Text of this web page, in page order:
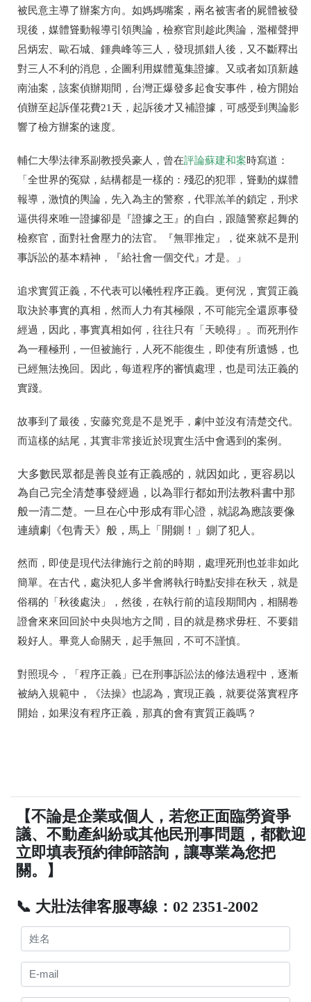
被民意主導了辦案方向。如媽媽嘴案，兩名被害者的屍體被發
現後，媒體聳動報導引領輿論，檢察官則趁此輿論，濫權聲押
呂炳宏、歐石城、鍾典峰等三人，發現抓錯人後，又不斷釋出
對三人不利的消息，企圖利用媒體蒐集證據。又或者如頂新越
南油案，該案偵辦期間，台灣正爆發多起食安事件，檢方開始
偵辦至起訴僅花費21天，起訴後才又補證據，可感受到輿論影
響了檢方辦案的速度。
輔仁大學法律系副教授吳豪人，曾在評論蘇建和案時寫道：
「全世界的冤獄，結構都是一樣的：殘忍的犯罪，聳動的媒體
報導，激憤的輿論，先入為主的警察，代罪羔羊的鎖定，刑求
逼供得來唯一證據卻是『證據之王』的自白，跟隨警察起舞的
檢察官，面對社會壓力的法官。『無罪推定』，從來就不是刑
事訴訟的基本精神，『給社會一個交代』才是。」
追求實質正義，不代表可以犧牲程序正義。更何況，實質正義
取決於事實的真相，然而人力有其極限，不可能完全還原事發
經過，因此，事實真相如何，往往只有「天曉得」。而死刑作
為一種極刑，一但被施行，人死不能復生，即使有所遺憾，也
已經無法挽回。因此，每道程序的審慎處理，也是司法正義的
實踐。
故事到了最後，安藤究竟是不是兇手，劇中並沒有清楚交代。
而這樣的結尾，其實非常接近於現實生活中會遇到的案例。
大多數民眾都是善良並有正義感的，就因如此，更容易以
為自己完全清楚事發經過，以為罪行都如刑法教科書中那
般一清二楚。一旦在心中形成有罪心證，就認為應該要像
連續劇《包青天》般，馬上「開鍘！」鍘了犯人。
然而，即使是現代法律施行之前的時期，處理死刑也並非如此
簡單。在古代，處決犯人多半會將執行時點安排在秋天，就是
俗稱的「秋後處決」，然後，在執行前的這段期間內，相關卷
證會來來回回於中央與地方之間，目的就是務求毋枉、不要錯
殺好人。畢竟人命關天，起手無回，不可不謹慎。
對照現今，「程序正義」已在刑事訴訟法的修法過程中，逐漸
被納入規範中，《法操》也認為，實現正義，就要從落實程序
開始，如果沒有程序正義，那真的會有實質正義嗎？
【不論是企業或個人，若您正面臨勞資爭
議、不動產糾紛或其他民刑事問題，都歡迎
立即填表預約律師諮詢，讓專業為您把
關。】
📞 大壯法律客服專線：02 2351-2002